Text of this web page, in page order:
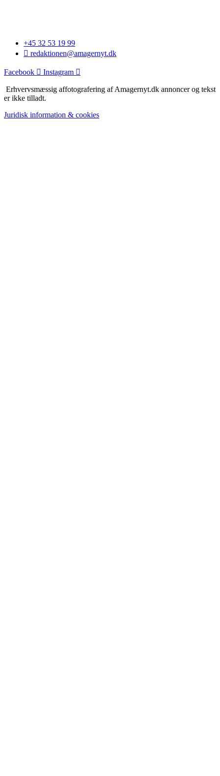
+45 32 53 19 99
redaktionen@amagernyt.dk
Facebook Instagram
Erhvervsmæssig affotografering af Amagernyt.dk annoncer og tekst
er ikke tilladt.
Juridisk information & cookies